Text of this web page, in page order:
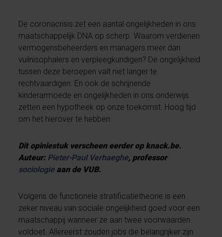
De coronacrisis zet een aantal ongelijkheden in ons
maatschappelijk DNA op scherp. Waarom verdienen
vermogensbeheerders en managers meer dan
vuilnisophalers en verpleegkundigen? De ongelijkheid
tussen deze beroepen valt niet langer te
rechtvaardigen. En ook de schrijnende
kinderarmoede en ongelijkheden in ons onderwijs
zetten een hypotheek op onze toekomst. Hoog tijd
om het hierover te hebben.
Dit opiniestuk verscheen eerder op knack.be.
Auteur: Pieter-Paul Verhaeghe, professor
sociologie aan de VUB.
Volgens de functionele stratificatietheorie is een
zeker niveau van sociale ongelijkheid goed voor een
maatschappij wanneer ze aan twee voorwaarden
voldoet. Allereerst zouden jobs die belangrijker zijn